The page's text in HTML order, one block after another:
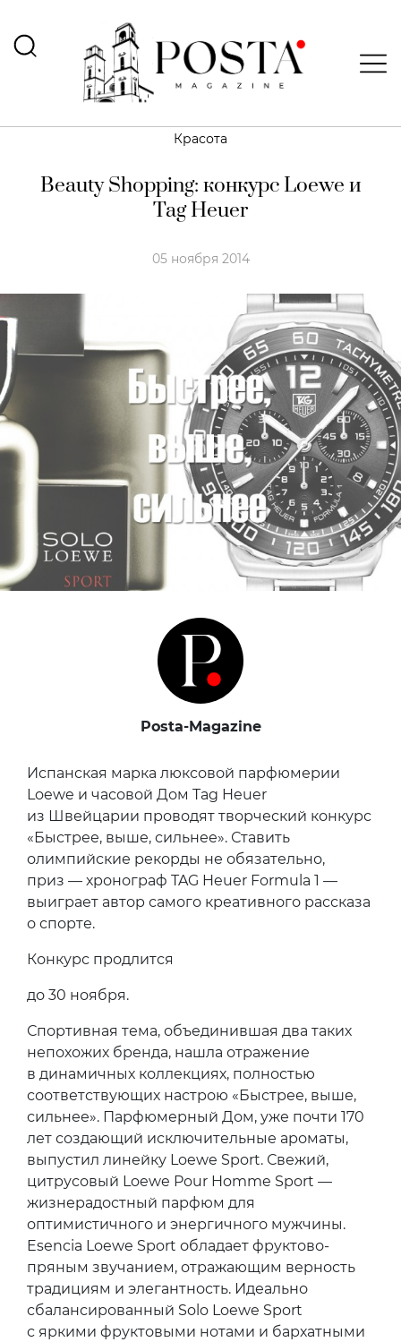
Красота
Beauty Shopping: конкурс Loewe и
Tag Heuer
05 ноября 2014
Posta-Magazine
Испанская марка люксовой парфюмерии
Loewe и часовой Дом Tag Heuer
из Швейцарии проводят творческий конкурс
«Быстрее, выше, сильнее». Ставить
олимпийские рекорды не обязательно,
приз — хронограф TAG Heuer Formula 1 —
выиграет автор самого креативного рассказа
о спорте.
Конкурс продлится
до 30 ноября.
Спортивная тема, объединившая два таких
непохожих бренда, нашла отражение
в динамичных коллекциях, полностью
соответствующих настрою «Быстрее, выше,
сильнее». Парфюмерный Дом, уже почти 170
лет создающий исключительные ароматы,
выпустил линейку Loewe Sport. Свежий,
цитрусовый Loewe Pour Homme Sport —
жизнерадостный парфюм для
оптимистичного и энергичного мужчины.
Esencia Loewe Sport обладает фруктово-
пряным звучанием, отражающим верность
традициям и элегантность. Идеально
сбалансированный Solo Loewe Sport
с яркими фруктовыми нотами и бархатными